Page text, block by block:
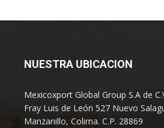
NUESTRA UBICACION
Mexicoxport Global Group S.A de
Fray Luis de León 527 Nuevo
Manzanillo, Colima. C.P. 28869